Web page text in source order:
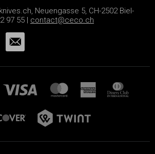
Neuengasse 5, CH-2502 Biel-
97 55 | contact@ceco.ch